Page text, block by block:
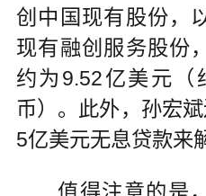
创中国现有股份，
现有融创服务股份
约为9.52亿美元（
币）。此外，孙宏
5亿美元无息贷款来